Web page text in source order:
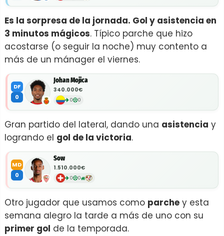
Es la sorpresa de la jornada. Gol y asistencia en
3 minutos mágicos. Típico parche que hizo
acostarse (o seguir la noche) muy contento a
más de un mánager el viernes.
DF
0
Johan Mojica
340.000€
0 0
Gran partido del lateral, dando una asistencia y
logrando el gol de la victoria.
MD
0
Sow
1.510.000€
0 0
Otro jugador que usamos como parche y esta
semana alegro la tarde a más de uno con su
primer gol de la temporada.